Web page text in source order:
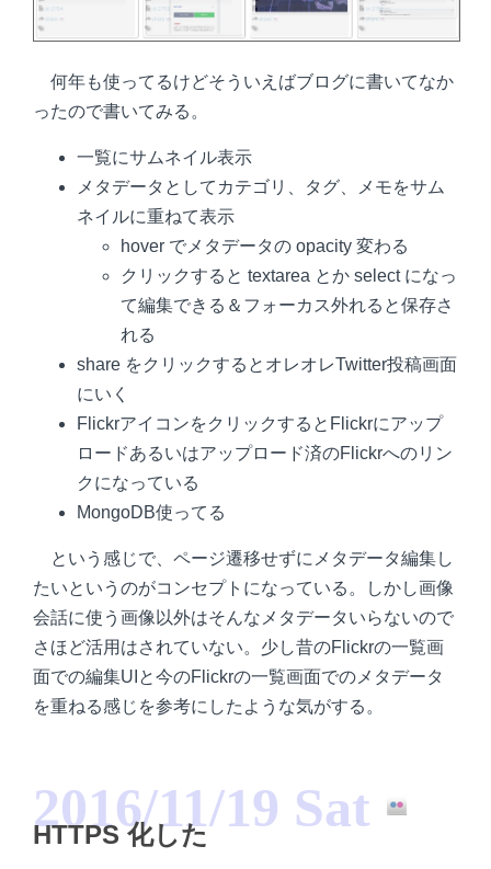
何年も使ってるけどそういえばブログに書いてなか
ったので書いてみる。
一覧にサムネイル表示
メタデータとしてカテゴリ、タグ、メモをサム
ネイルに重ねて表示
hover でメタデータの opacity 変わる
クリックすると textarea とか select になっ
て編集できる＆フォーカス外れると保存さ
れる
share をクリックするとオレオレTwitter投稿画面
にいく
FlickrアイコンをクリックするとFlickrにアップ
ロードあるいはアップロード済のFlickrへのリン
クになっている
MongoDB使ってる
という感じで、ページ遷移せずにメタデータ編集し
たいというのがコンセプトになっている。しかし画像
会話に使う画像以外はそんなメタデータいらないので
さほど活用はされていない。少し昔のFlickrの一覧画
面での編集UIと今のFlickrの一覧画面でのメタデータ
を重ねる感じを参考にしたような気がする。
2016/11/19 Sat
HTTPS 化した